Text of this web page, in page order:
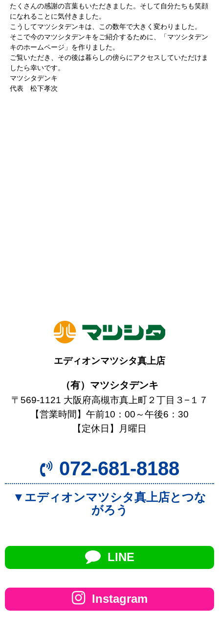
たくさんの感謝の言葉もいただきました。そして自分たちも笑顔
になれることに気付きました。
こうしてマツシタデンキは、この数年で大きく変わりました。
そこで今のマツシタデンキをご紹介するために、「マツシタデン
キのホームページ」を作りました。
ご覧いただき、その後は暮らしの傍らにアクセスしていただけま
したら幸いです。
マツシタデンキ
代表 松下孝次
エディオンマツシタ真上店
（有）マツシタデンキ
〒569-1121 大阪府高槻市真上町２丁目３−１７
【営業時間】午前10：00～午後6：30
【定休日】月曜日
072-681-8188
▼エディオンマツシタ真上店とつな
がろう
LINE
Instagram